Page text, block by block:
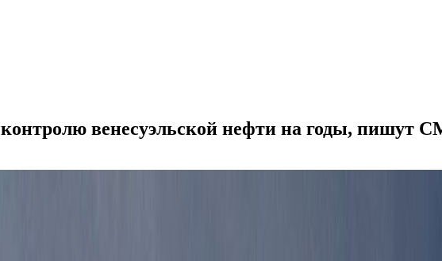
венесуэльской нефти на годы, пишут